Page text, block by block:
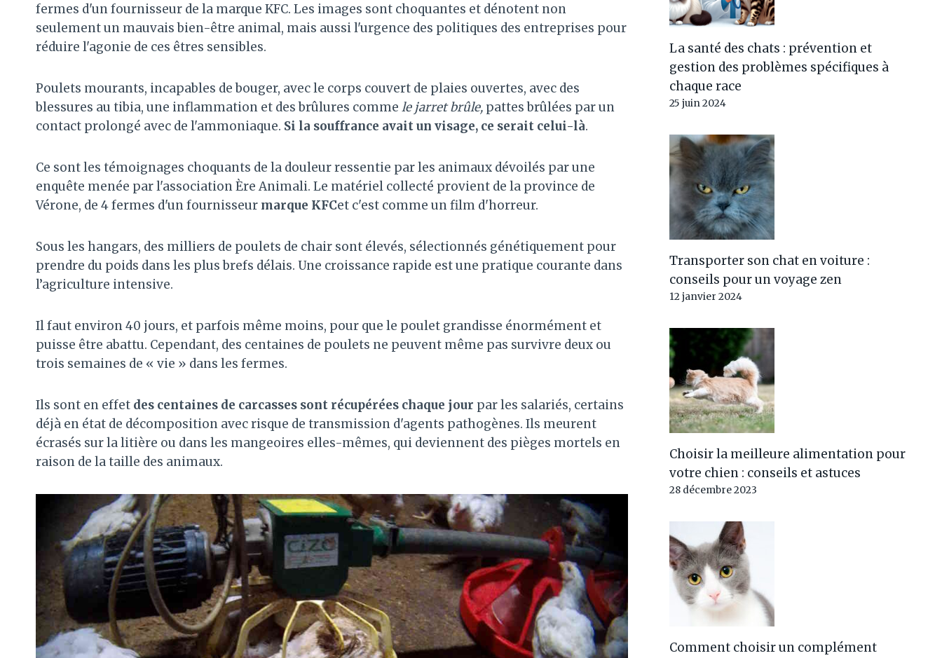
fermes d'un fournisseur de la marque KFC. Les images sont choquantes et dénotent non
seulement un mauvais bien-être animal, mais aussi l'urgence des politiques des entreprises pour
réduire l'agonie de ces êtres sensibles.
Poulets mourants, incapables de bouger, avec le corps couvert de plaies ouvertes, avec des
blessures au tibia, une inflammation et des brûlures comme le jarret brûle, pattes brûlées par un
contact prolongé avec de l'ammoniaque. Si la souffrance avait un visage, ce serait celui-là.
Ce sont les témoignages choquants de la douleur ressentie par les animaux dévoilés par une
enquête menée par l'association Ère Animali. Le matériel collecté provient de la province de
Vérone, de 4 fermes d'un fournisseur marque KFCet c'est comme un film d'horreur.
Sous les hangars, des milliers de poulets de chair sont élevés, sélectionnés génétiquement pour
prendre du poids dans les plus brefs délais. Une croissance rapide est une pratique courante dans
l’agriculture intensive.
Il faut environ 40 jours, et parfois même moins, pour que le poulet grandisse énormément et
puisse être abattu. Cependant, des centaines de poulets ne peuvent même pas survivre deux ou
trois semaines de « vie » dans les fermes.
Ils sont en effet des centaines de carcasses sont récupérées chaque jour par les salariés, certains
déjà en état de décomposition avec risque de transmission d'agents pathogènes. Ils meurent
écrasés sur la litière ou dans les mangeoires elles-mêmes, qui deviennent des pièges mortels en
raison de la taille des animaux.
La santé des chats : prévention et
gestion des problèmes spécifiques à
chaque race
25 juin 2024
Transporter son chat en voiture :
conseils pour un voyage zen
12 janvier 2024
Choisir la meilleure alimentation pour
votre chien : conseils et astuces
28 décembre 2023
Comment choisir un complément